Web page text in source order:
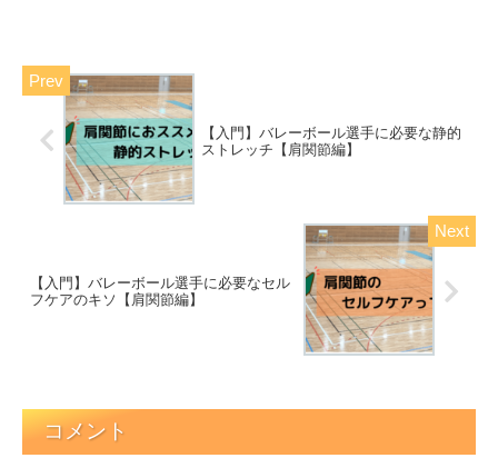
【入門】バレーボール選手に必要な静的
ストレッチ【肩関節編】
【入門】バレーボール選手に必要なセル
フケアのキソ【肩関節編】
コメント